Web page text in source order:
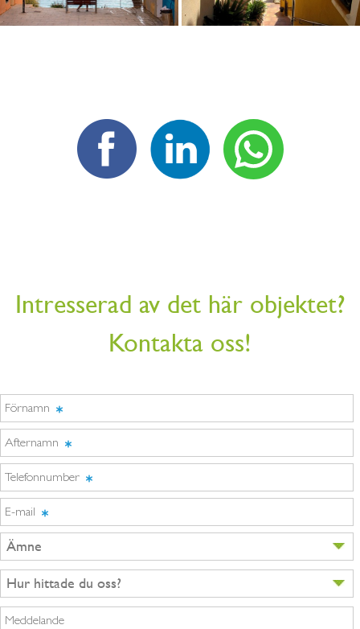
Intresserad av det här objektet?
Kontakta oss!
Förnamn
Afternamn
Telefonnumber
E-mail
Ämne
Hur hittade du oss?
Meddelande